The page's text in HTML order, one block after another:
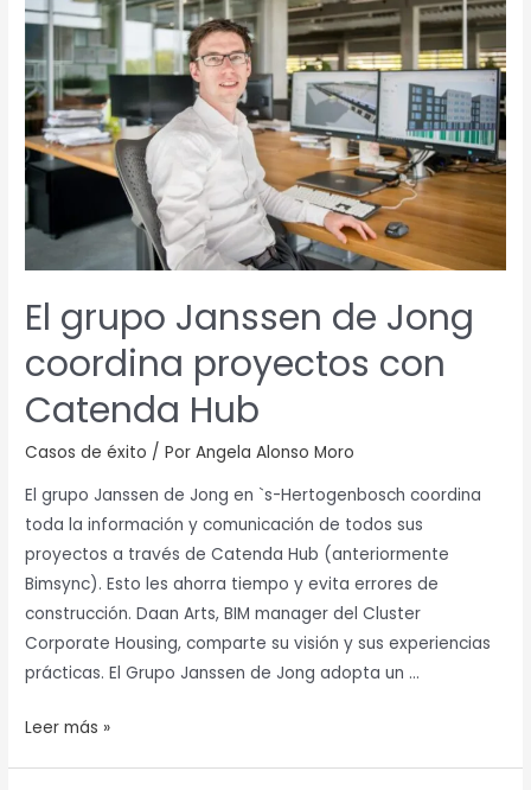
El grupo Janssen de Jong
coordina proyectos con
Catenda Hub
Casos de éxito / PorAngela Alonso Moro
El grupo Janssen de Jong en `s-Hertogenbosch coordina
toda la información y comunicación de todos sus
proyectos a través de Catenda Hub (anteriormente
Bimsync). Esto les ahorra tiempo y evita errores de
construcción. Daan Arts, BIM manager del Cluster
Corporate Housing, comparte su visión y sus experiencias
prácticas. El Grupo Janssen de Jong adopta un …
grupo
Janssen
de
Jong
coordina
proyectos
con
Catenda
Leer más »